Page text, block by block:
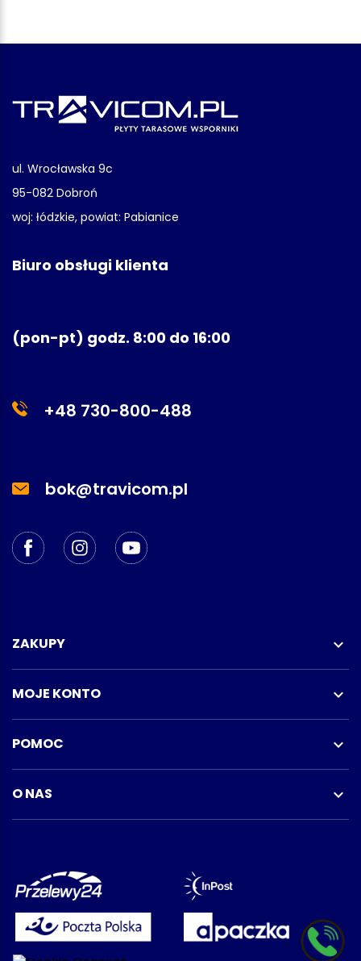
ul. Wrocławska 9c
95-082 Dobroń
woj: łódzkie, powiat: Pabianice
Biuro obsługi klienta
(pon-pt) godz. 8:00 do 16:00
+48 730-800-488
bok@travicom.pl
ZAKUPY 
MOJE KONTO 
POMOC 
O NAS 